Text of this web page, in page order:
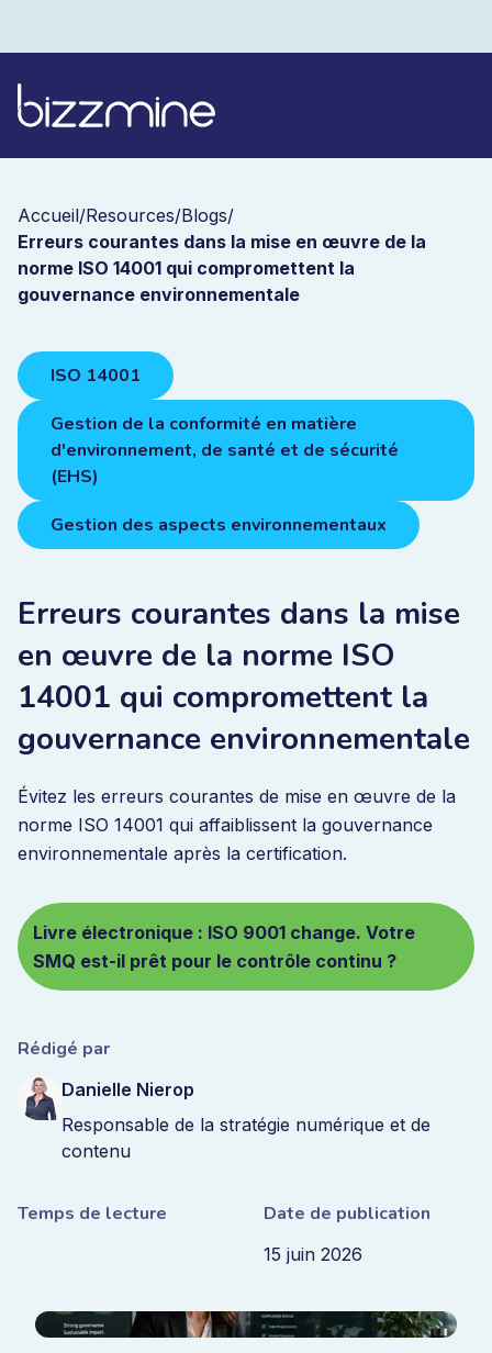
Accueil/Resources/Blogs/
Erreurs courantes dans la mise en œuvre de la
norme ISO 14001 qui compromettent la
gouvernance environnementale
ISO 14001
Gestion de la conformité en matière
d'environnement, de santé et de sécurité
(EHS)
Gestion des aspects environnementaux
Erreurs courantes dans la mise
en œuvre de la norme ISO
14001 qui compromettent la
gouvernance environnementale
Évitez les erreurs courantes de mise en œuvre de la
norme ISO 14001 qui affaiblissent la gouvernance
environnementale après la certification.
Livre électronique : ISO 9001 change. Votre
SMQ est-il prêt pour le contrôle continu ?
Rédigé par
Danielle Nierop
Responsable de la stratégie numérique et de
contenu
Temps de lecture Date de publication
15 juin 2026